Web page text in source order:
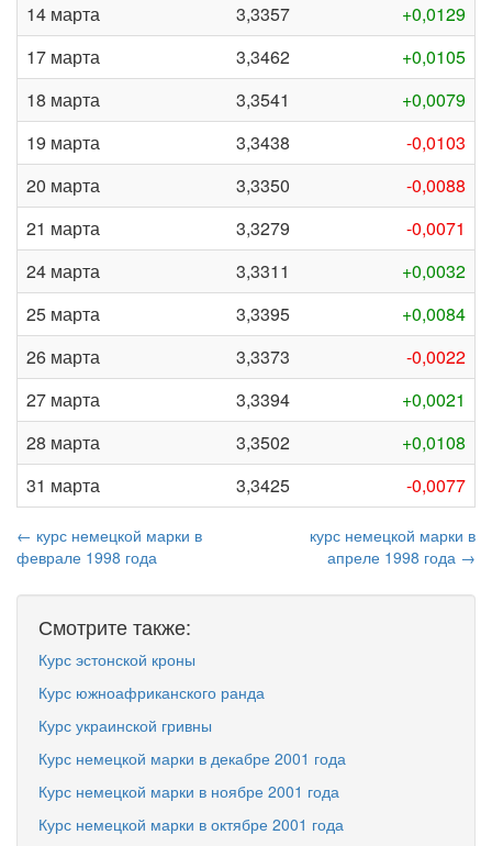
14 марта
3,3357
+0,0129
17 марта
3,3462
+0,0105
18 марта
3,3541
+0,0079
19 марта
3,3438
-0,0103
20 марта
3,3350
-0,0088
21 марта
3,3279
-0,0071
24 марта
3,3311
+0,0032
25 марта
3,3395
+0,0084
26 марта
3,3373
-0,0022
27 марта
3,3394
+0,0021
28 марта
3,3502
+0,0108
31 марта
3,3425 -0,0077
← курс немецкой марки в
феврале 1998 года
курс немецкой марки в
апреле 1998 года →
Смотрите также:
Курс эстонской кроны
Курс южноафриканского ранда
Курс украинской гривны
Курс немецкой марки в декабре 2001 года
Курс немецкой марки в ноябре 2001 года
Курс немецкой марки в октябре 2001 года